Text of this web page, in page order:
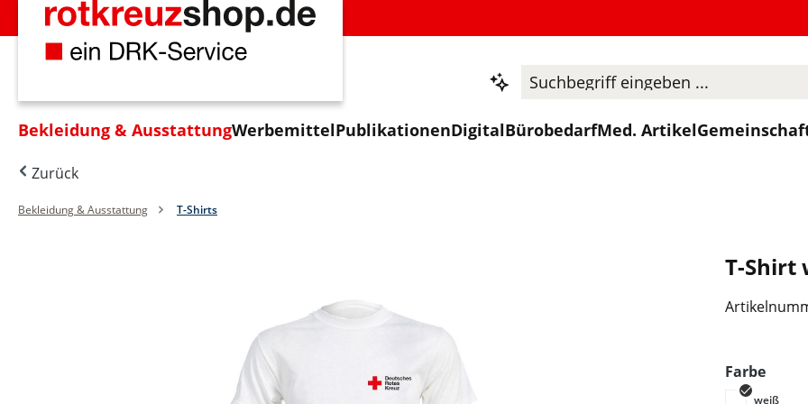
Hauptinhalt springen
Zur Suche springen
Zur Hauptnavigation springen
Bekleidung & AusstattungWerbemittelPublikationenDigitalBürobedarfMed. Artikel
Zurück
Bekleidung & Ausstattung T-Shirts
T-Shirt
Farbe
weiß